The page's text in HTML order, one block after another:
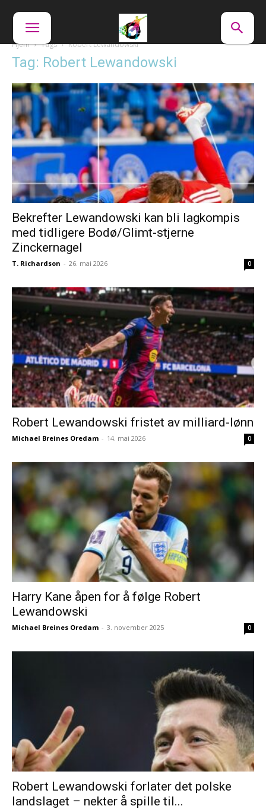
Hjem Tags Robert Lewandowski
Tag: Robert Lewandowski
Bekrefter Lewandowski kan bli lagkompis
med tidligere Bodø/Glimt-stjerne
Zinckernagel
T. Richardson - 26. mai 2026 0
Robert Lewandowski fristet av milliard-lønn
Michael Breines Oredam - 14. mai 2026 0
Harry Kane åpen for å følge Robert
Lewandowski
Michael Breines Oredam - 3. november 2025 0
Robert Lewandowski forlater det polske
landslaget – nekter å spille til...